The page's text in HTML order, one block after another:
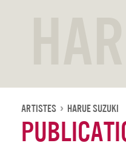
Artistes Harue Suzuki